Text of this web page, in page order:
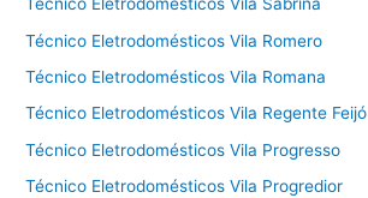
Técnico Eletrodomésticos Vila Sabrina
Técnico Eletrodomésticos Vila Romero
Técnico Eletrodomésticos Vila Romana
Técnico Eletrodomésticos Vila Regente Feijó
Técnico Eletrodomésticos Vila Progresso
Técnico Eletrodomésticos Vila Progredior